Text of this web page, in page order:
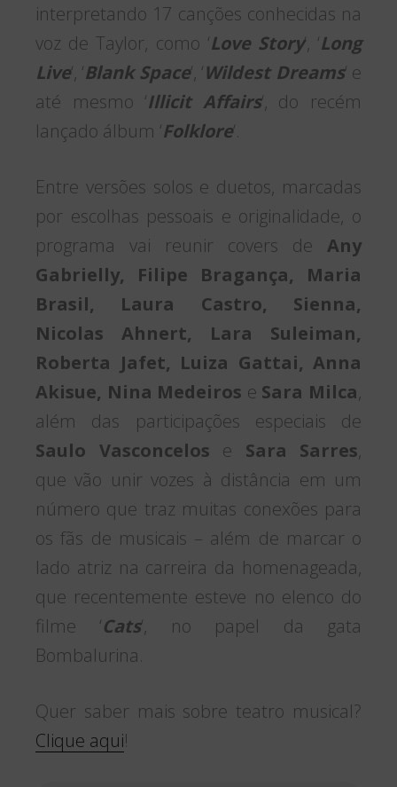
interpretando 17 canções conhecidas na
voz de Taylor, como ‘Love Story‘, ‘Long
Live‘, ‘Blank Space‘, ‘Wildest Dreams‘ e
até mesmo ‘Illicit Affairs‘, do recém
lançado álbum ‘Folklore‘.
Entre versões solos e duetos, marcadas
por escolhas pessoais e originalidade, o
programa vai reunir covers de Any
Gabrielly, Filipe Bragança, Maria
Brasil, Laura Castro, Sienna,
Nicolas Ahnert, Lara Suleiman,
Roberta Jafet, Luiza Gattai, Anna
Akisue, Nina Medeiros e Sara Milca,
além das participações especiais de
Saulo Vasconcelos e Sara Sarres,
que vão unir vozes à distância em um
número que traz muitas conexões para
os fãs de musicais – além de marcar o
lado atriz na carreira da homenageada,
que recentemente esteve no elenco do
filme ‘Cats‘, no papel da gata
Bombalurina.
Quer saber mais sobre teatro musical?
Clique aqui!